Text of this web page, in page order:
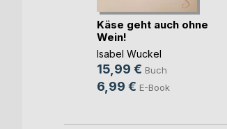
Käse geht auch ohne
Wein!
Isabel Wuckel
15,99 € Buch
6,99 € E-Book